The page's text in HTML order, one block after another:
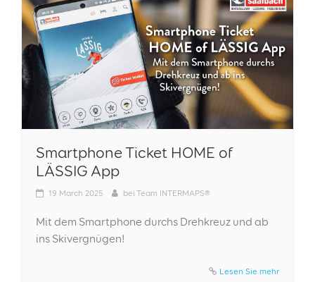
Smartphone Ticket HOME of
LÄSSIG App
19 March 2025 bei Team INTERMAPS®
Mit dem Smartphone durchs Drehkreuz und ab
ins Skivergnügen!
Lesen Sie mehr